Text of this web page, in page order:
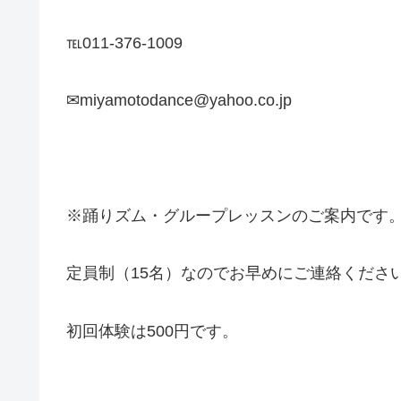
℡011-376-1009
✉miyamotodance@yahoo.co.jp
※踊りズム・グループレッスンのご案内です
定員制（15名）なのでお早めにご連絡くださ
初回体験は500円です。